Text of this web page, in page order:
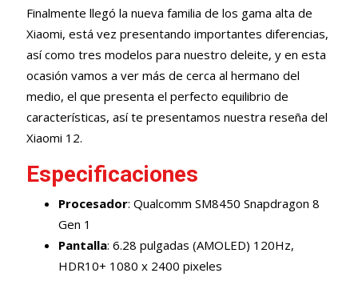
Finalmente llegó la nueva familia de los gama alta de
Xiaomi, está vez presentando importantes diferencias,
así como tres modelos para nuestro deleite, y en esta
ocasión vamos a ver más de cerca al hermano del
medio, el que presenta el perfecto equilibrio de
características, así te presentamos nuestra reseña del
Xiaomi 12.
Especificaciones
Procesador: Qualcomm SM8450 Snapdragon 8
Gen 1
Pantalla: 6.28 pulgadas (AMOLED) 120Hz,
HDR10+ 1080 x 2400 pixeles